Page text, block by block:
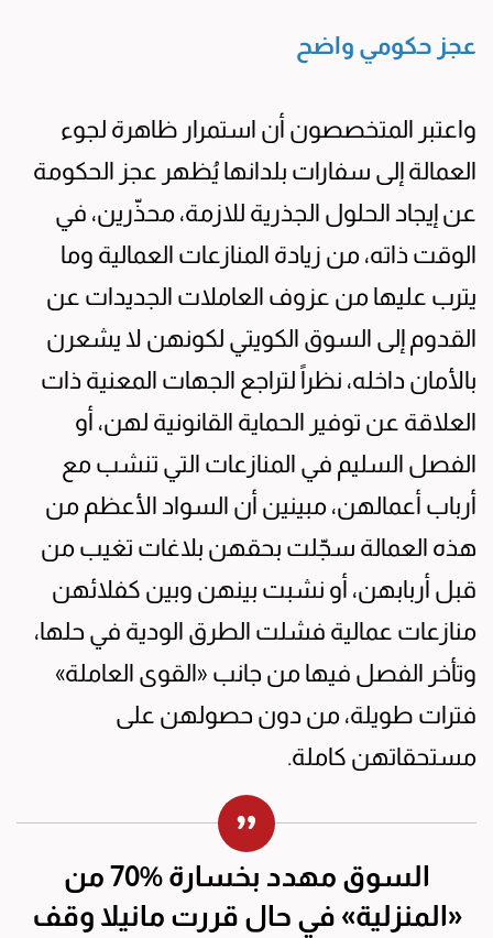
عجز حكومي واضح
واعتبر المتخصصون أن استمرار ظاهرة لجوء
العمالة إلى سفارات بلدانها يُظهر عجز الحكومة
عن إيجاد الحلول الجذرية للازمة، محذّرين، في
الوقت ذاته، من زيادة المنازعات العمالية وما
يترب عليها من عزوف العاملات الجديدات عن
القدوم إلى السوق الكويتي لكونهن لا يشعرن
بالأمان داخله، نظراً لتراجع الجهات المعنية ذات
العلاقة عن توفير الحماية القانونية لهن، أو
الفصل السليم في المنازعات التي تنشب مع
أرباب أعمالهن، مبينين أن السواد الأعظم من
هذه العمالة سجّلت بحقهن بلاغات تغيب من
قبل أربابهن، أو نشبت بينهن وبين كفلائهن
منازعات عمالية فشلت الطرق الودية في حلها،
وتأخر الفصل فيها من جانب «القوى العاملة»
فترات طويلة، من دون حصولهن على
مستحقاتهن كاملة.
السوق مهدد بخسارة %70 من
«المنزلية» في حال قررت مانيلا وقف